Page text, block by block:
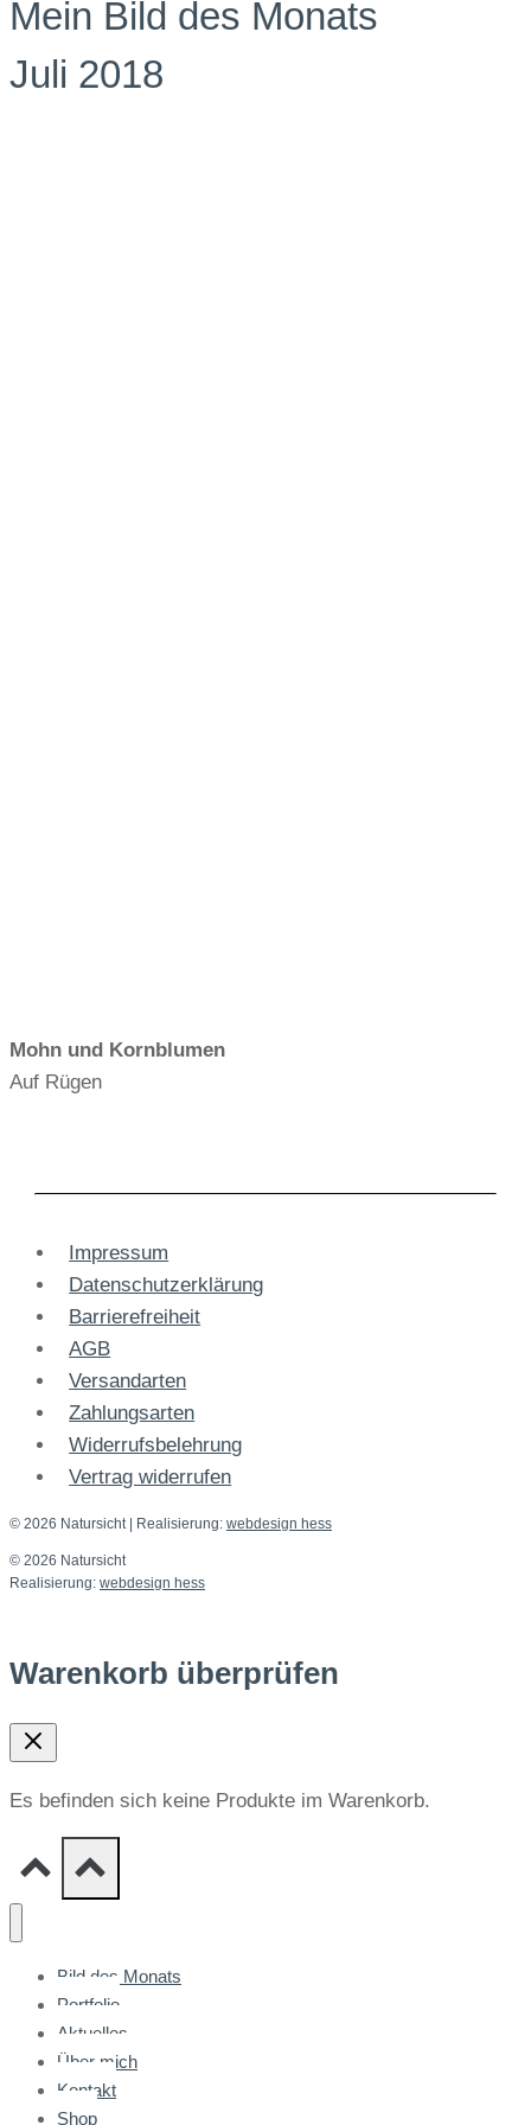
Mein Bild des Monats
Juli 2018
Mohn und Kornblumen
Auf Rügen
Impressum
Datenschutzerklärung
Barrierefreiheit
AGB
Versandarten
Zahlungsarten
Widerrufsbelehrung
Vertrag widerrufen
© 2026 Natursicht | Realisierung: webdesign hess
© 2026 Natursicht
Realisierung: webdesign hess
Warenkorb überprüfen
Es befinden sich keine Produkte im Warenkorb.
Bild des Monats
Portfolio
Aktuelles
Über mich
Kontakt
Shop